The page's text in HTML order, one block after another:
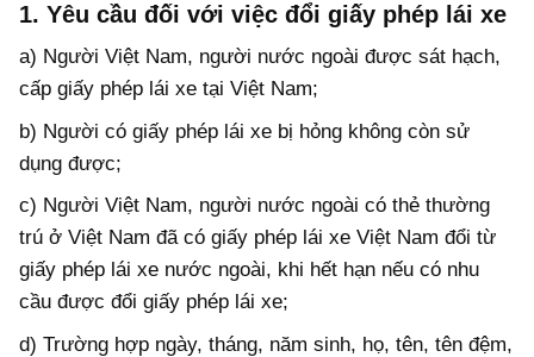
Doanh nghiệp dân tộc
Khác
Video
1. Yêu cầu đối với việc đổi giấy phép lái xe
a) Người Việt Nam, người nước ngoài được sát hạch,
cấp giấy phép lái xe tại Việt Nam;
b) Người có giấy phép lái xe bị hỏng không còn sử
dụng được;
c) Người Việt Nam, người nước ngoài có thẻ thường
trú ở Việt Nam đã có giấy phép lái xe Việt Nam đổi từ
giấy phép lái xe nước ngoài, khi hết hạn nếu có nhu
cầu được đổi giấy phép lái xe;
d) Trường hợp ngày, tháng, năm sinh, họ, tên, tên đệm,